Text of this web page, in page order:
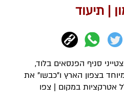
| תיעוד
סניף הפנסאים בלוד,
בצפון הארץ ו"כבשו" את
אטרקציות במקום | צפו